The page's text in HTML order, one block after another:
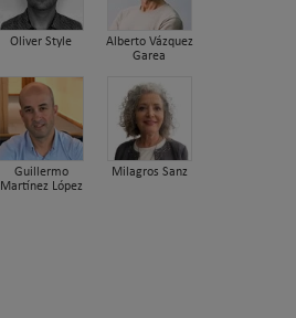
Oliver Style
Alberto Vázquez
Garea
Guillermo
Martínez López
Milagros Sanz